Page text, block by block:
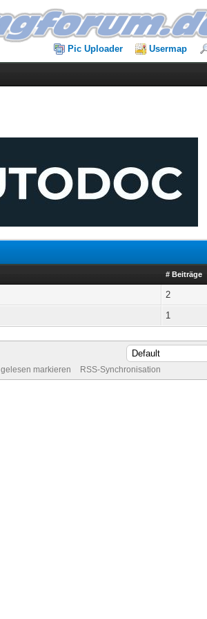
Pic Uploader Usermap
# Beiträge
2
1
markieren RSS-Synchronisation